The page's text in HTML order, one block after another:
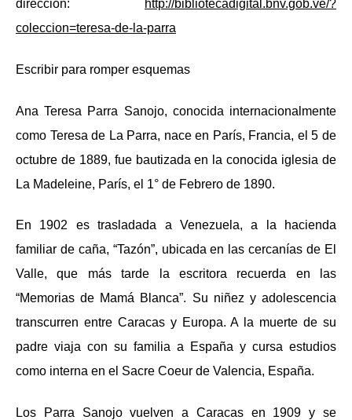
dirección:
http://bibliotecadigital.bnv.gob.ve/?
coleccion=teresa-de-la-parra
Escribir para romper esquemas
Ana Teresa Parra Sanojo, conocida internacionalmente
como Teresa de La Parra, nace en París, Francia, el 5 de
octubre de 1889, fue bautizada en la conocida iglesia de
La Madeleine, París, el 1° de Febrero de 1890.
En 1902 es trasladada a Venezuela, a la hacienda
familiar de caña, “Tazón”, ubicada en las cercanías de El
Valle, que más tarde la escritora recuerda en las
“Memorias de Mamá Blanca”. Su niñez y adolescencia
transcurren entre Caracas y Europa. Ala muerte de su
padre viaja con su familia a España y cursa estudios
como interna en el Sacre Coeur de Valencia, España.
Los Parra Sanojo vuelven a Caracas en 1909 y se